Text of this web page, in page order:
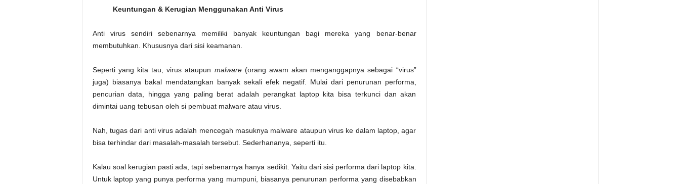
Keuntungan & Kerugian Menggunakan Anti Virus
Anti virus sendiri sebenarnya memiliki banyak keuntungan bagi mereka yang benar-benar
membutuhkan. Khususnya dari sisi keamanan.
Seperti yang kita tau, virus ataupun malware(orang awam akan menganggapnya sebagai “virus”
juga) biasanya bakal mendatangkan banyak sekali efek negatif. Mulai dari penurunan performa,
pencurian data, hingga yang paling berat adalah perangkat laptop kita bisa terkunci dan akan
dimintai uang tebusan oleh si pembuat malware atau virus.
Nah, tugas dari anti virus adalah mencegah masuknya malware ataupun virus ke dalam laptop, agar
bisa terhindar dari masalah-masalah tersebut. Sederhananya, seperti itu.
Kalau soal kerugian pasti ada, tapi sebenarnya hanya sedikit. Yaitu dari sisi performa dari laptop kita.
Untuk laptop yang punya performa yang mumpuni, biasanya penurunan performa yang disebabkan